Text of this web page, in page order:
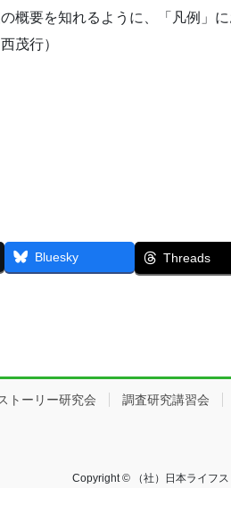
概要を知れるように、「凡例」
茂行）
Bluesky Threads
トーリー研究会 調査研究講習会
Copyright © （社）日本ライフ